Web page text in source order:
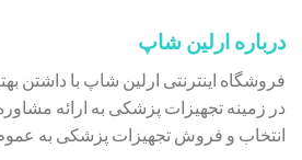
درباره ارلین شاپ
فروشگاه اینترنتی ارلین شاپ با داشتن
در زمینه تجهیزات پزشکی به ارائه
انتخاب و فروش تجهیزات پزشکی به